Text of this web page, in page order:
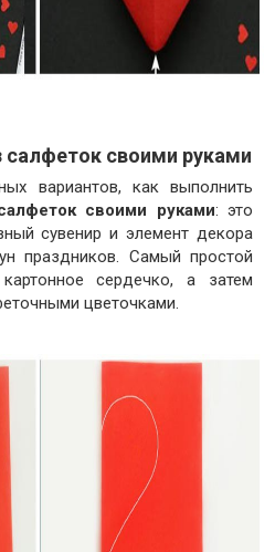
своими руками
вариантов, как выполнить
своими руками: это
сувенир и элемент декора
праздников. Самый простой
сердечко, а затем
цветочками.